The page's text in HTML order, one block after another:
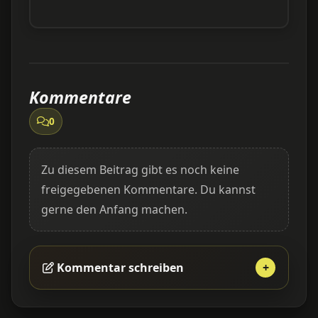
Kommentare
0
Zu diesem Beitrag gibt es noch keine
freigegebenen Kommentare. Du kannst
gerne den Anfang machen.
Kommentar schreiben